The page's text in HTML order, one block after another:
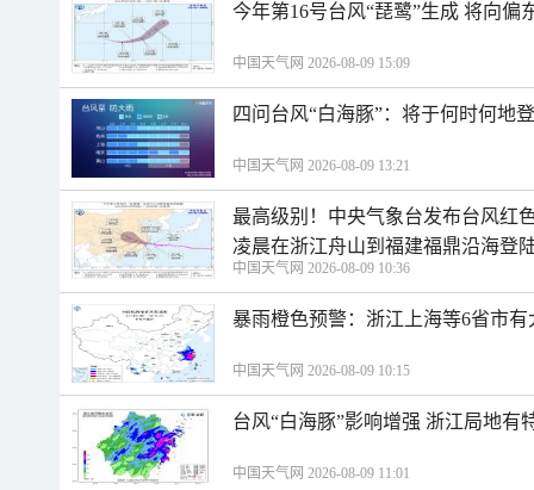
今年第16号台风“琵鹭”生成 将向偏
中国天气网 2026-08-09 15:09
四问台风“白海豚”：将于何时何地
中国天气网 2026-08-09 13:21
最高级别！中央气象台发布台风红
凌晨在浙江舟山到福建福鼎沿海登
中国天气网 2026-08-09 10:36
暴雨橙色预警：浙江上海等6省市
中国天气网 2026-08-09 10:15
台风“白海豚”影响增强 浙江局地有
中国天气网 2026-08-09 11:01